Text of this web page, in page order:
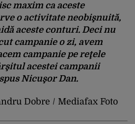
maxim ca aceste
o activitate neobişnuită,
aceste conturi. Deci nu
campanie o zi, avem
campanie pe reţele
acestei campanii
Nicuşor Dan.
Dobre / Mediafax Foto